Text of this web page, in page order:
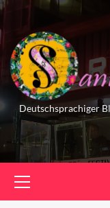
Skip
to
content
Deutschsprachiger
Menu